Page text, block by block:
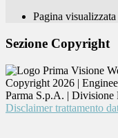
Pagina visualizzata
Sezione Copyright
Copyright 2026 |
Parma S.p.A. |
Disclaimer trattamento